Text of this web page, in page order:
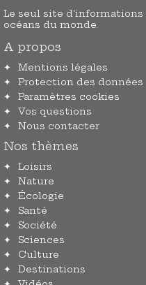
Le seul site d'informations
océans du monde.
A propos
Mentions légales
Protection des données
Paramètres cookies
Vos questions
Nous contacter
Nos thèmes
Loisirs
Nature
Écologie
Santé
Société
Sciences
Culture
Destinations